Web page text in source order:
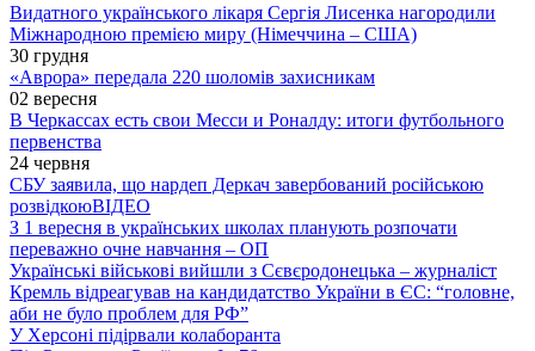
Видатного українського лікаря Сергія Лисенка нагородили
Міжнародною премією миру (Німеччина – США)
30 грудня
«Аврора» передала 220 шоломів захисникам
02 вересня
В Черкассах есть свои Месси и Роналду: итоги футбольного
первенства
24 червня
СБУ заявила, що нардеп Деркач завербований російською
розвідкоюВІДЕО
З 1 вересня в українських школах планують розпочати
переважно очне навчання – ОП
Українські військові вийшли з Сєвєродонецька – журналіст
Кремль відреагував на кандидатство України в ЄС: “головне,
аби не було проблем для РФ”
У Херсоні підірвали колаборанта